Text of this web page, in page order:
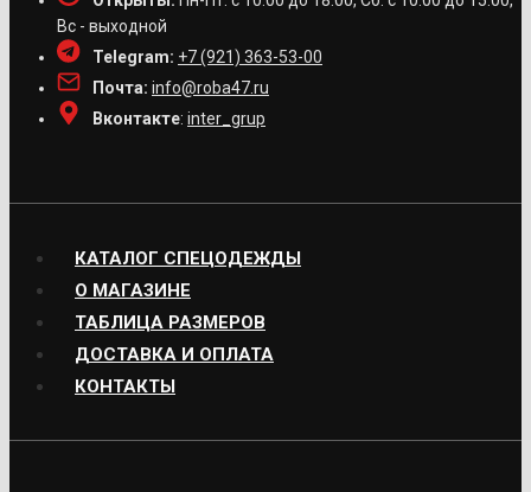
Вс - выходной
Telegram: +7 (921) 363-53-00
Почта: info@roba47.ru
Вконтакте: inter_grup
КАТАЛОГ СПЕЦОДЕЖДЫ
О МАГАЗИНЕ
ТАБЛИЦА РАЗМЕРОВ
ДОСТАВКА И ОПЛАТА
КОНТАКТЫ